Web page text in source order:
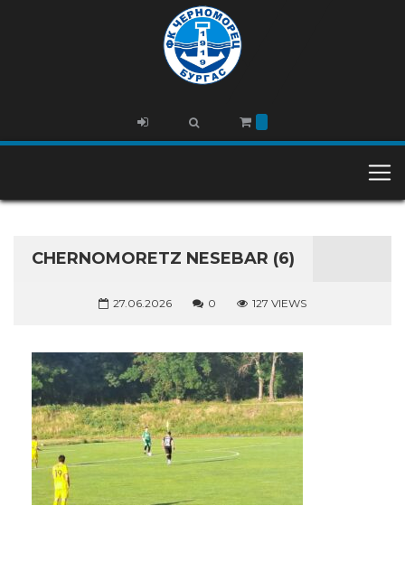
CHERNOMORETZ NESEBAR (6)
27.06.2026 0 127 VIEWS